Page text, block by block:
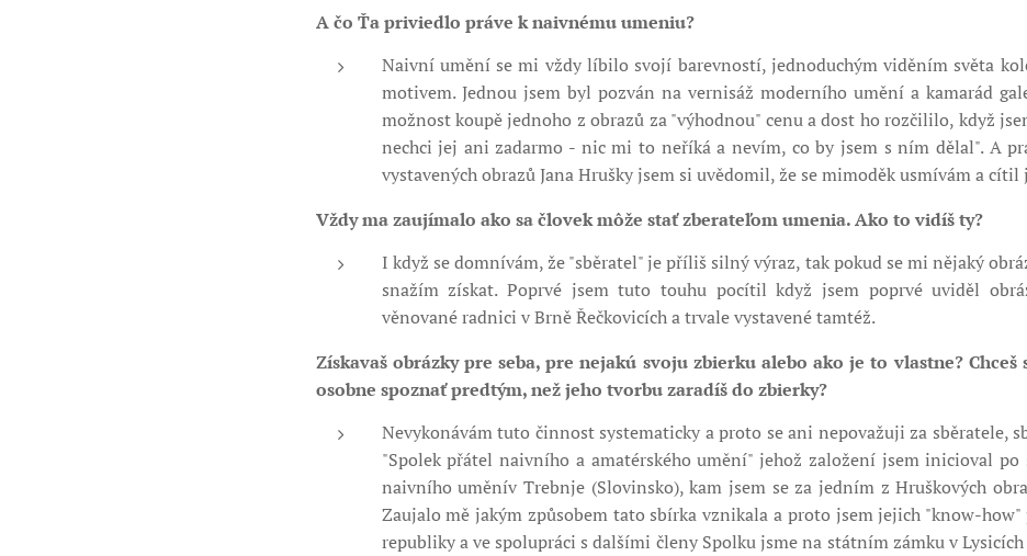
A čo Ťa priviedlo práve k naivnému umeniu?
Naivní umění se mi vždy líbilo svojí barevností, jednoduchým viděním světa
motivem. Jednou jsem byl pozván na vernisáž moderního umění a kamarád
možnost koupě jednoho z obrazů za "výhodnou" cenu a dost ho rozčililo, když
nechci jej ani zadarmo - nic mi to neříká a nevím, co by jsem s ním dělal". A
vystavených obrazů Jana Hrušky jsem si uvědomil, že se mimoděk usmívám a
Vždy ma zaujímalo ako sa človek môže stať zberateľom umenia. Ako to vidíš ty?
I když se domnívám, že "sběratel" je příliš silný výraz, tak pokud se mi nějaký
snažím získat. Poprvé jsem tuto touhu pocítil když jsem poprvé uviděl
věnované radnici v Brně Řečkovicích a trvale vystavené tamtéž.
Získavaš obrázky pre seba, pre nejakú svoju zbierku alebo ako je to vlastne? Chceš
osobne spoznať predtým, než jeho tvorbu zaradíš do zbierky?
Nevykonávám tuto činnost systematicky a proto se ani nepovažuji za sběratele,
"Spolek přátel naivního a amatérského umění" jehož založení jsem inicioval
naivního uměnív Trebnje (Slovinsko), kam jsem se za jedním z Hruškových
Zaujalo mě jakým způsobem tato sbírka vznikala a proto jsem jejich "know-how"
republiky a ve spolupráci s dalšími členy Spolku jsme na státním zámku v